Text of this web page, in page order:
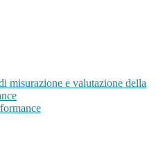
misurazione e valutazione della